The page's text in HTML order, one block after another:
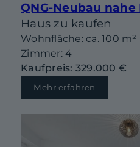
Haus zu kaufen
Wohnfläche: ca. 100 m²
Zimmer: 4
Kaufpreis: 329.000 €
Mehr erfahren